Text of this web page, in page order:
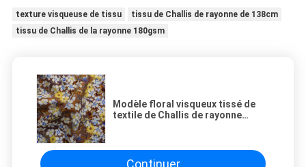
texture visqueuse de tissu
tissu de Challis de rayonne de 138cm
tissu de Challis de la rayonne 180gsm
Modèle floral visqueux tissé de
textile de Challis de rayonne
Continuer